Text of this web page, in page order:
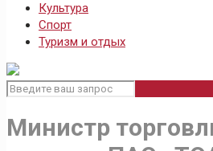
Культура
Спорт
Туризм и отдых
Министр